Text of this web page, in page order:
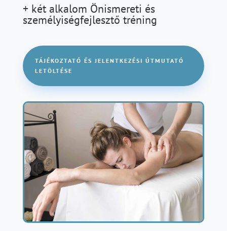
+ két alkalom Önismereti és
személyiségfejlesztő tréning
TÁJÉKOZTATÓ ÉS JELENTKEZÉSI ÚTMUTATÓ
LETÖLTÉSE